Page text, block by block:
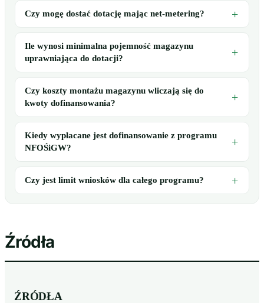
Czy mogę dostać dotację mając net-metering?
Ile wynosi minimalna pojemność magazynu
uprawniająca do dotacji?
Czy koszty montażu magazynu wliczają się do
kwoty dofinansowania?
Kiedy wypłacane jest dofinansowanie z programu
NFOŚiGW?
Czy jest limit wniosków dla całego programu?
Źródła
ŹRÓDŁA